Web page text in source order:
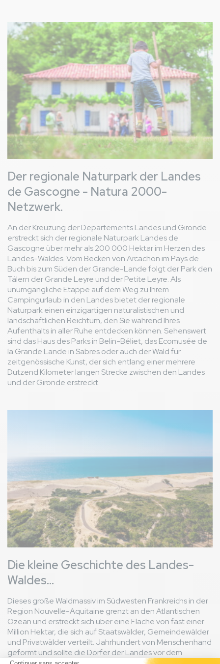
Bild
Der regionale Naturpark der Landes
de Gascogne - Natura 2000-
Netzwerk.
An der Kreuzung der Departements Landes und Gironde
erstreckt sich der regionale Naturpark Landes de
Gascogne über mehr als 200 000 Hektar im Herzen des
Landes-Waldes. Vom Becken von Arcachon im Pays de
Buch bis zum Süden der Grande-Lande folgt der Park den
Tälern der Grande Leyre und der Petite Leyre. Als
unumgängliche Etappe auf dem Weg zu Ihrem
Campingurlaub in den Landes bietet der regionale
Naturpark einen einzigartigen naturalistischen und
landschaftlichen Reichtum, den Sie während Ihres
Aufenthalts in aller Ruhe entdecken können. Sehenswert
sind das Haus des Parks in Belin-Béliet, das Ecomusée de
la Grande Lande in Sabres oder auch der Wald für
zeitgenössische Kunst, der sich entlang einer mehrere
Dutzend Kilometer langen Strecke zwischen den Landes
und der Gironde erstreckt.
Die kleine Geschichte des Landes-
Waldes...
Dieses große Waldmassiv im Südwesten Frankreichs in der
Region Nouvelle-Aquitaine grenzt an den Atlantischen
Ozean und erstreckt sich über eine Fläche von fast einer
Million Hektar, die sich auf Staatswälder, Gemeindewälder
und Privatwälder verteilt. Jahrhundert von Menschenhand
geformt und sollte die Dörfer der Landes vor dem